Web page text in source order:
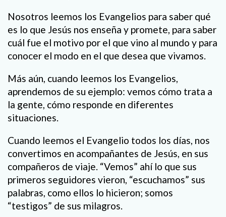
Nosotros leemos los Evangelios para saber qué
es lo que Jesús nos enseña y promete, para saber
cuál fue el motivo por el que vino al mundo y para
conocer el modo en el que desea que vivamos.
Más aún, cuando leemos los Evangelios,
aprendemos de su ejemplo: vemos cómo trata a
la gente, cómo responde en diferentes
situaciones.
Cuando leemos el Evangelio todos los días, nos
convertimos en acompañantes de Jesús, en sus
compañeros de viaje. “Vemos” ahí lo que sus
primeros seguidores vieron, “escuchamos” sus
palabras, como ellos lo hicieron; somos
“testigos” de sus milagros.